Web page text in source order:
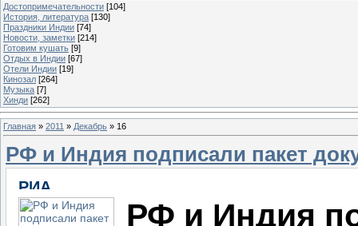
Достопримечательности [104]
История, литература [130]
Праздники Индии [74]
Новости, заметки [214]
Готовим кушать [9]
Отдых в Индии [67]
Отели Индии [19]
Кинозал [264]
Музыка [7]
Хинди [262]
Главная » 2011 » Декабрь » 16
РФ и Индия подписали пакет
РФ и Индия